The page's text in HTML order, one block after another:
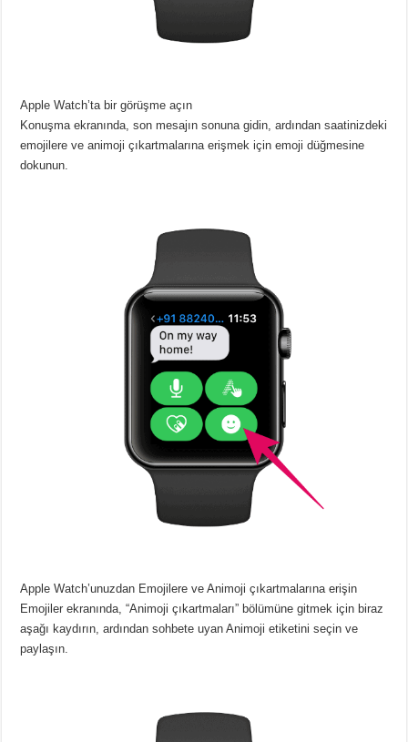
Apple Watch’ta bir görüşme açın
Konuşma ekranında, son mesajın sonuna gidin, ardından saatinizdeki
emojilere ve animoji çıkartmalarına erişmek için emoji düğmesine
dokunun.
Apple Watch’unuzdan Emojilere ve Animoji çıkartmalarına erişin
Emojiler ekranında, “Animoji çıkartmaları” bölümüne gitmek için biraz
aşağı kaydırın, ardından sohbete uyan Animoji etiketini seçin ve
paylaşın.